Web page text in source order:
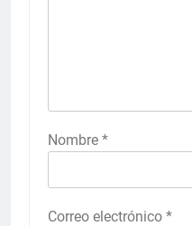
Nombre *
Correo electrónico *